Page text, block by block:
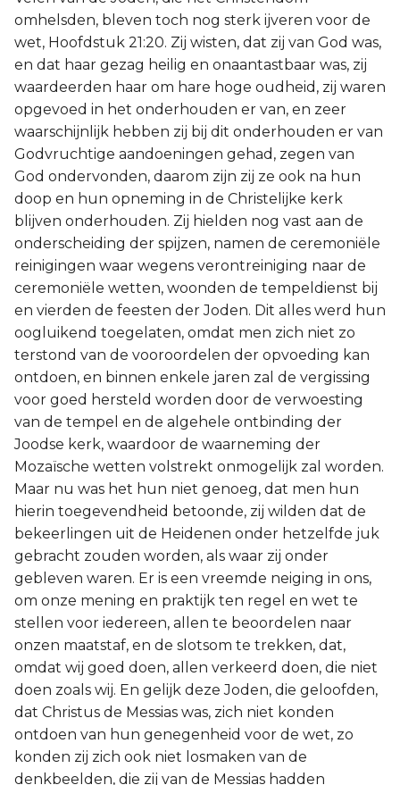
omhelsden, bleven toch nog sterk ijveren voor de
wet, Hoofdstuk 21:20. Zij wisten, dat zij van God was,
en dat haar gezag heilig en onaantastbaar was, zij
waardeerden haar om hare hoge oudheid, zij waren
opgevoed in het onderhouden er van, en zeer
waarschijnlijk hebben zij bij dit onderhouden er van
Godvruchtige aandoeningen gehad, zegen van
God ondervonden, daarom zijn zij ze ook na hun
doop en hun opneming in de Christelijke kerk
blijven onderhouden. Zij hielden nog vast aan de
onderscheiding der spijzen, namen de ceremoniële
reinigingen waar wegens verontreiniging naar de
ceremoniële wetten, woonden de tempeldienst bij
en vierden de feesten der Joden. Dit alles werd hun
oogluikend toegelaten, omdat men zich niet zo
terstond van de vooroordelen der opvoeding kan
ontdoen, en binnen enkele jaren zal de vergissing
voor goed hersteld worden door de verwoesting
van de tempel en de algehele ontbinding der
Joodse kerk, waardoor de waarneming der
Mozaïsche wetten volstrekt onmogelijk zal worden.
Maar nu was het hun niet genoeg, dat men hun
hierin toegevendheid betoonde, zij wilden dat de
bekeerlingen uit de Heidenen onder hetzelfde juk
gebracht zouden worden, als waar zij onder
gebleven waren. Er is een vreemde neiging in ons,
om onze mening en praktijk ten regel en wet te
stellen voor iedereen, allen te beoordelen naar
onzen maatstaf, en de slotsom te trekken, dat,
omdat wij goed doen, allen verkeerd doen, die niet
doen zoals wij. En gelijk deze Joden, die geloofden,
dat Christus de Messias was, zich niet konden
ontdoen van hun genegenheid voor de wet, zo
konden zij zich ook niet losmaken van de
denkbeelden, die zij van de Messias hadden